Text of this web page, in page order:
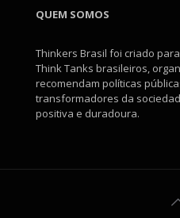
QUEM SOMOS
Thinkers Brasil foi criado
Think Tanks brasileiros,
recomendam políticas
transformadores da
positiva e duradoura.